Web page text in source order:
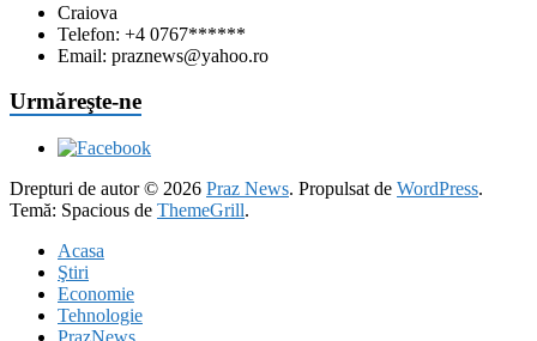
Craiova
Telefon: +4 0767******
Email: praznews@yahoo.ro
Urmăreşte-ne
Drepturi de autor © 2026 Praz News. Propulsat de WordPress.
Temă: Spacious de ThemeGrill.
Acasa
Ştiri
Economie
Tehnologie
PrazNews